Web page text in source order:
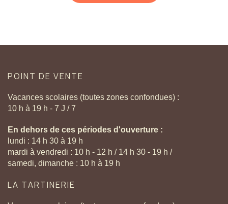
POINT DE VENTE
Vacances scolaires (toutes zones confondues) :
10 h à 19 h - 7 J / 7
En dehors de ces périodes d'ouverture :
lundi : 14 h 30 à 19 h
mardi à vendredi : 10 h - 12 h / 14 h 30 - 19 h /
samedi, dimanche : 10 h à 19 h
LA TARTINERIE